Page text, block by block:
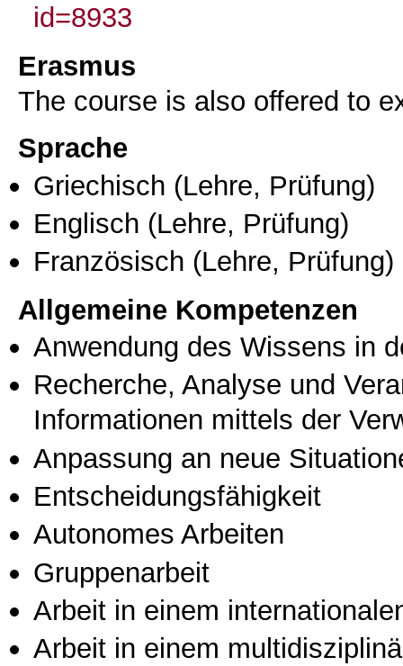
id=8933
Erasmus
The course is also offered to
Sprache
Griechisch (Lehre, Prüfung)
Englisch (Lehre, Prüfung)
Französisch (Lehre, Prüfung)
Allgemeine Kompetenzen
Anwendung des Wissens in
Recherche, Analyse und
Informationen mittels der
Anpassung an neue
Entscheidungsfähigkeit
Autonomes Arbeiten
Gruppenarbeit
Arbeit in einem
Arbeit in einem